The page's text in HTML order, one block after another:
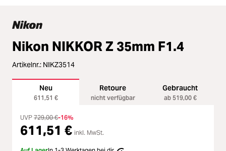
Loading...
Loading... Licht & Studio
Loading... Bildbearbeitung
Loading... Ferngläser
Loading... Second Hand
Nikon NIKKOR Z 35mm F1.4
Artikelnr.: NIKZ3514
Neu
611,51 €
Retoure
nicht verfügbar
Gebraucht
ab 519,00 €
UVP 729,00 €-16%
611,51 € inkl. MwSt.